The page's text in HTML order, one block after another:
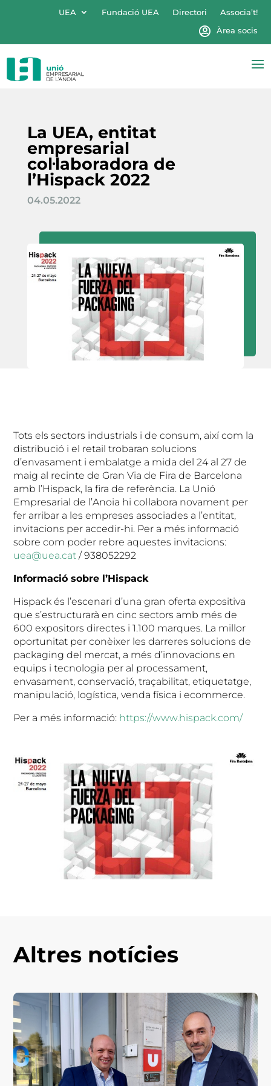
UEA Fundació UEA Directori
Associa’t!
Àrea socis
La UEA, entitat
empresarial
col·laboradora de
l’Hispack 2022
04.05.2022
Tots els sectors industrials i de consum, així com la
distribució i el retail trobaran solucions
d’envasament i embalatge a mida del 24 al 27 de
maig al recinte de Gran Via de Fira de Barcelona
amb l’Hispack, la fira de referència. La Unió
Empresarial de l’Anoia hi col·labora novament per
fer arribar a les empreses associades a l’entitat,
invitacions per accedir-hi. Per a més informació
sobre com poder rebre aquestes invitacions:
uea@uea.cat / 938052292
Informació sobre l’Hispack
Hispack és l’escenari d’una gran oferta expositiva
que s’estructurarà en cinc sectors amb més de
600 expositors directes i 1.100 marques. La millor
oportunitat per conèixer les darreres solucions de
packaging del mercat, a més d’innovacions en
equips i tecnologia per al processament,
envasament, conservació, traçabilitat, etiquetatge,
manipulació, logística, venda física i ecommerce.
Per a més informació: https://www.hispack.com/
Altres notícies